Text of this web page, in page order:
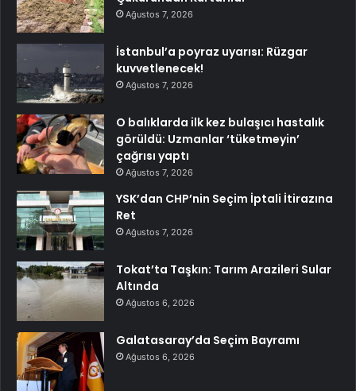
Ağustos 7, 2026
İstanbul’a poyraz uyarısı: Rüzgar
kuvvetlenecek!
Ağustos 7, 2026
O balıklarda ilk kez bulaşıcı hastalık
görüldü: Uzmanlar ‘tüketmeyin’
çağrısı yaptı
Ağustos 7, 2026
YSK’dan CHP’nin Seçim İptali İtirazına
Ret
Ağustos 7, 2026
Tokat’ta Taşkın: Tarım Arazileri Sular
Altında
Ağustos 6, 2026
Galatasaray’da Seçim Bayramı
Ağustos 6, 2026